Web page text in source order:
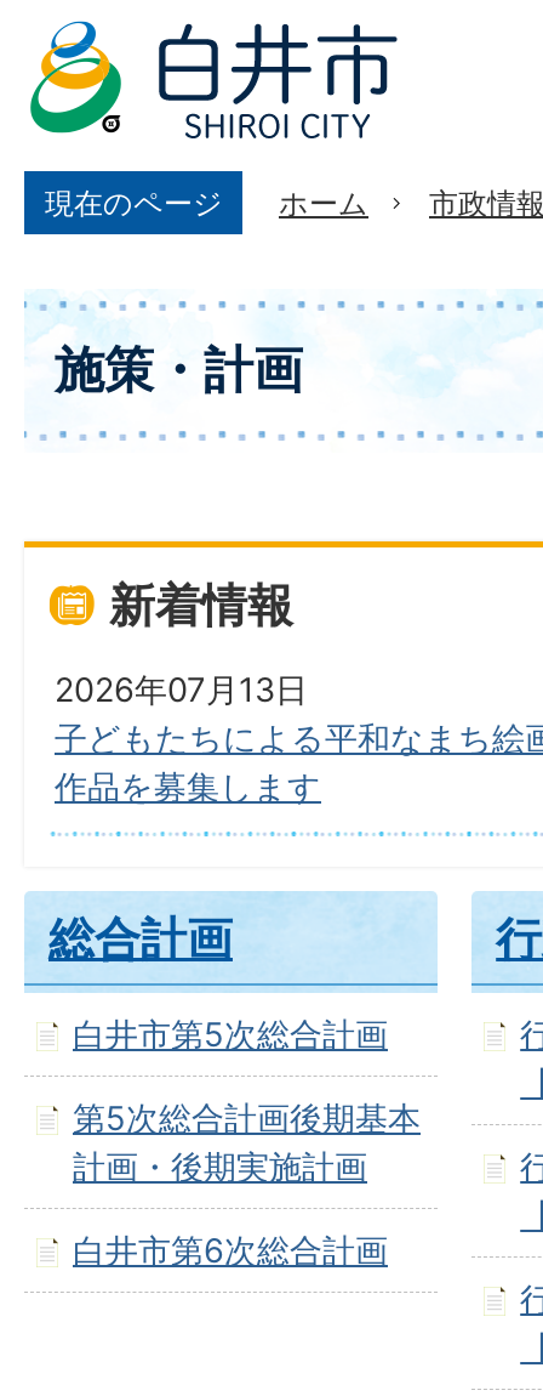
現在のページ ホーム 市政情
施策・計画
新着情報
2026年07月13日
子どもたちによる平和なまち
作品を募集します
総合計画
白井市第5次総合計画
第5次総合計画後期基本
計画・後期実施計画
白井市第6次総合計画